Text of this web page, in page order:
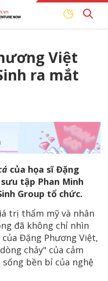
Việt
ra mắt
của họa sĩ Đặng
tập Phan Minh
Group tổ chức.
trị thẩm mỹ và nhân
đã không chỉ nhìn
Đặng Phương Việt,
chảy" của cảm
bền bỉ của nghệ